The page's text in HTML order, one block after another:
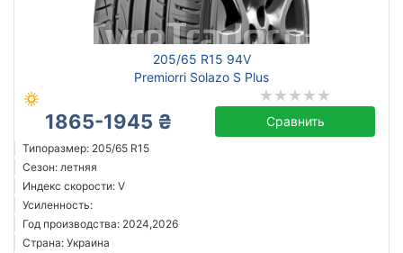
205/65 R15 94V
Premiorri Solazo S Plus
1865-1945 ₴ Сравнить
Типоразмер: 205/65 R15
Сезон: летняя
Индекс скорости: V
Усиленность:
Год производства: 2024,2026
Страна: Украина